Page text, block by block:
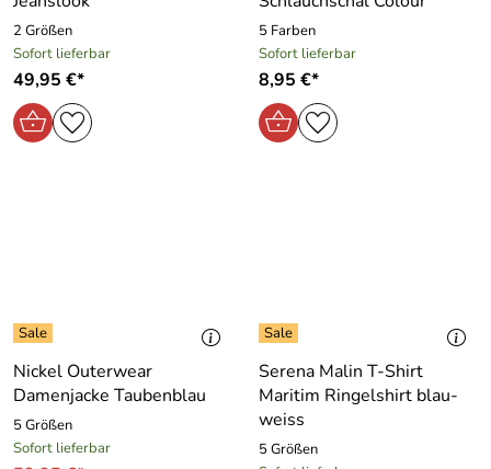
2 Größen
Sofort lieferbar
49,95 €*
5 Farben
Sofort lieferbar
8,95 €*
Nickel Outerwear
Damenjacke Taubenblau
5 Größen
Sofort lieferbar
Serena Malin T-Shirt
Maritim Ringelshirt blau-
weiss
5 Größen